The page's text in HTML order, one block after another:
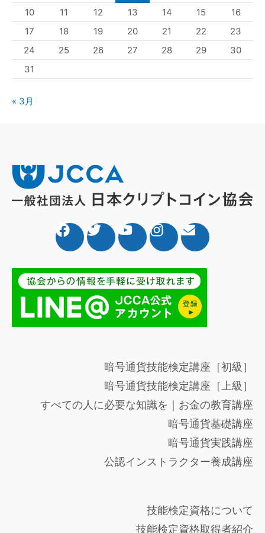
10
11 12 13 14 15
16
17
18 19 20 21 22
23
24
25 26 27 28 29
30
31
« 3月
暗号通貨技能検定講座［初級］
暗号通貨技能検定講座［上級］
すべての人に必要な知識を｜お金の教育講座
暗号通貨基礎講座
暗号通貨実践講座
公認インストラクター養成講座
技能検定資格について
技能検定資格取得者紹介